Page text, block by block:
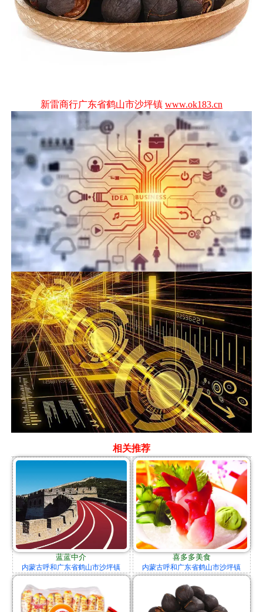
新雷商行广东省鹤山市沙坪镇 www.ok183.cn
相关推荐
蓝蓝中介
内蒙古呼和广东省鹤山市沙坪镇
喜多多美食
内蒙古呼和广东省鹤山市沙坪镇